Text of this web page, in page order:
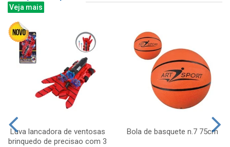
Veja mais
Luva lancadora de ventosas
brinquedo de precisao com 3
Bola de basquete n.7 75cm